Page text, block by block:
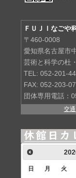
ＦＵＪＩなごや
〒460-0008
愛知県名古屋市
芸術と科学の杜
TEL: 052-201-
FAX: 052-203-
団体専用電話：
交
日 月 火